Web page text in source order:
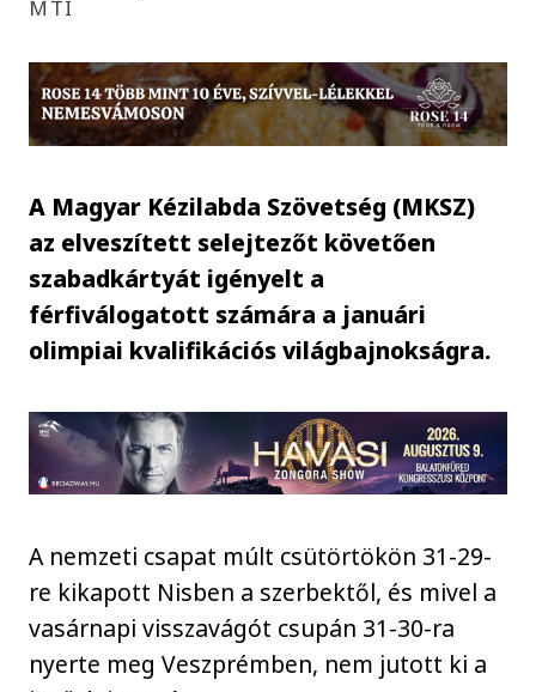
MTI
A Magyar Kézilabda Szövetség (MKSZ)
az elveszített selejtezőt követően
szabadkártyát igényelt a
férfiválogatott számára a januári
olimpiai kvalifikációs világbajnokságra.
A nemzeti csapat múlt csütörtökön 31-29-
re kikapott Nisben a szerbektől, és mivel a
vasárnapi visszavágót csupán 31-30-ra
nyerte meg Veszprémben, nem jutott ki a